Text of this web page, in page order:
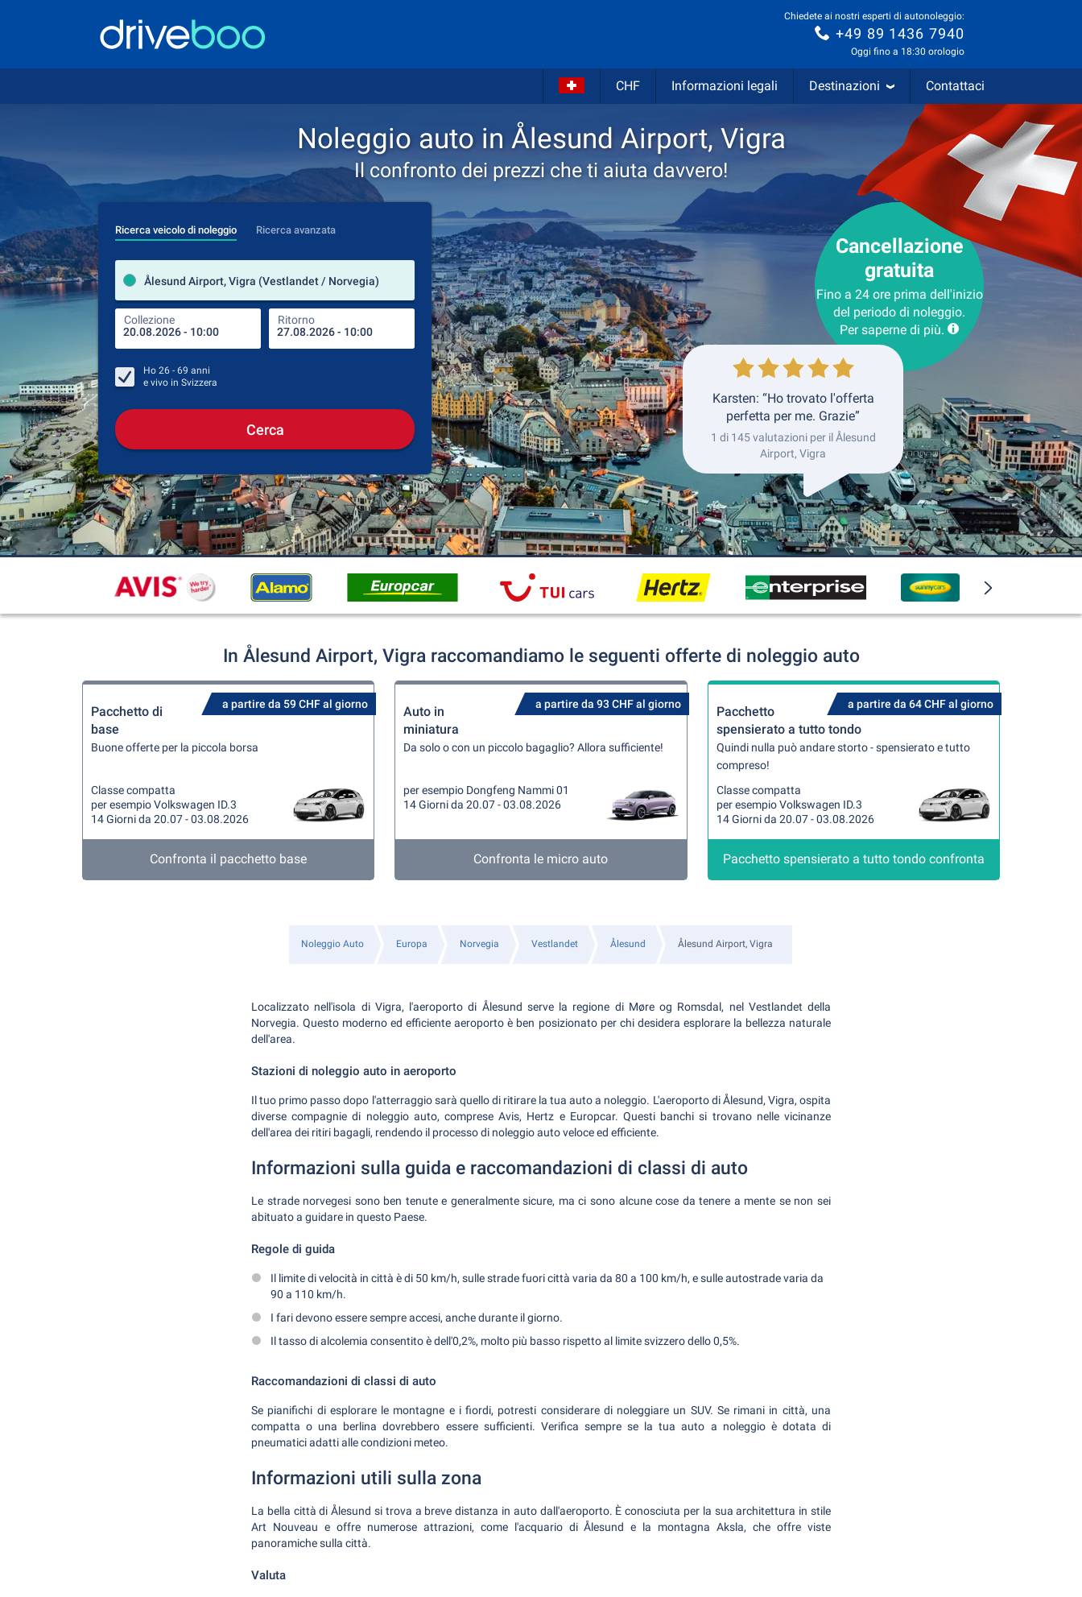
Chiedete ai nostri esperti di autonoleggio:
+49 89 1436 7940
Oggi fino a 18:30 orologio
CHF Informazioni legali Destinazioni Contattaci
Noleggio auto in Ålesund Airport, Vigra
Il confronto dei prezzi che ti aiuta davvero!
Ricerca veicolo di noleggio Ricerca avanzata
Ålesund Airport, Vigra (Vestlandet / Norvegia)
Collezione Ritorno
Luogo del noleggio
Luogo di ritorno
Collezione Ritorno
Ho 26 - 69 anni
e vivo in Svizzera
Cerca
Cancellazione
gratuita
Fino a 24 ore prima dell'inizio
del periodo di noleggio.
Per saperne di più.
Karsten: “Ho trovato l'offerta
perfetta per me. Grazie”
1 di 145 valutazioni per il Ålesund
Airport, Vigra
In Ålesund Airport, Vigra raccomandiamo le seguenti offerte di noleggio auto
a partire da 59 CHF al giorno
Pacchetto di
base
Buone offerte per la piccola borsa
Classe compatta
per esempio Volkswagen ID.3
14 Giorni da 20.07 - 03.08.2026
Confronta il pacchetto base
a partire da 93 CHF al giorno
Auto in
miniatura
Da solo o con un piccolo bagaglio? Allora sufficiente!
per esempio Dongfeng Nammi 01
14 Giorni da 20.07 - 03.08.2026
Confronta le micro auto
a partire da 64 CHF al giorno
Pacchetto
spensierato a tutto tondo
Quindi nulla può andare storto - spensierato e tutto
compreso!
Classe compatta
per esempio Volkswagen ID.3
14 Giorni da 20.07 - 03.08.2026
Pacchetto spensierato a tutto tondo confronta
Noleggio Auto Europa Norvegia Vestlandet Ålesund Ålesund Airport, Vigra
Localizzato nell'isola di Vigra, l'aeroporto di Ålesund serve la regione di Møre og Romsdal, nel Vestlandet della
Norvegia. Questo moderno ed efficiente aeroporto è ben posizionato per chi desidera esplorare la bellezza naturale
dell'area.
Stazioni di noleggio auto in aeroporto
Il tuo primo passo dopo l'atterraggio sarà quello di ritirare la tua auto a noleggio. L'aeroporto di Ålesund, Vigra, ospita
diverse compagnie di noleggio auto, comprese Avis, Hertz e Europcar. Questi banchi si trovano nelle vicinanze
dell'area dei ritiri bagagli, rendendo il processo di noleggio auto veloce ed efficiente.
Informazioni sulla guida e raccomandazioni di classi di auto
Le strade norvegesi sono ben tenute e generalmente sicure, ma ci sono alcune cose da tenere a mente se non sei
abituato a guidare in questo Paese.
Regole di guida
Il limite di velocità in città è di 50 km/h, sulle strade fuori città varia da 80 a 100 km/h, e sulle autostrade varia da
90 a 110 km/h.
I fari devono essere sempre accesi, anche durante il giorno.
Il tasso di alcolemia consentito è dell'0,2%, molto più basso rispetto al limite svizzero dello 0,5%.
Raccomandazioni di classi di auto
Se pianifichi di esplorare le montagne e i fiordi, potresti considerare di noleggiare un SUV. Se rimani in città, una
compatta o una berlina dovrebbero essere sufficienti. Verifica sempre se la tua auto a noleggio è dotata di
pneumatici adatti alle condizioni meteo.
Informazioni utili sulla zona
La bella città di Ålesund si trova a breve distanza in auto dall'aeroporto. È conosciuta per la sua architettura in stile
Art Nouveau e offre numerose attrazioni, come l'acquario di Ålesund e la montagna Aksla, che offre viste
panoramiche sulla città.
Valuta